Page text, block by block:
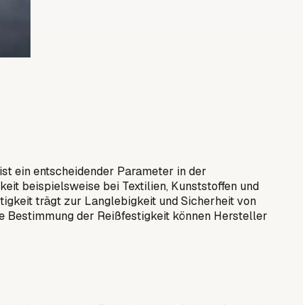
ein entscheidender Parameter in der
beispielsweise bei Textilien, Kunststoffen und
trägt zur Langlebigkeit und Sicherheit von
Bestimmung der Reißfestigkeit können Hersteller